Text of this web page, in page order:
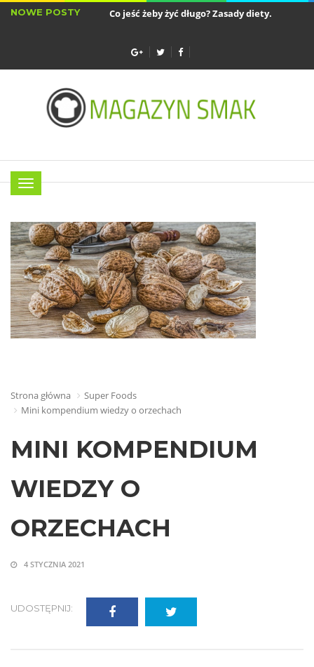
NOWE POSTY Co jeść żeby żyć długo? Zasady diety...
Menu
Strona główna
Super Foods
Mini kompendium wiedzy o orzechach
MINI KOMPENDIUM
WIEDZY O
ORZECHACH
4 STYCZNIA 2021
UDOSTĘPNIJ: